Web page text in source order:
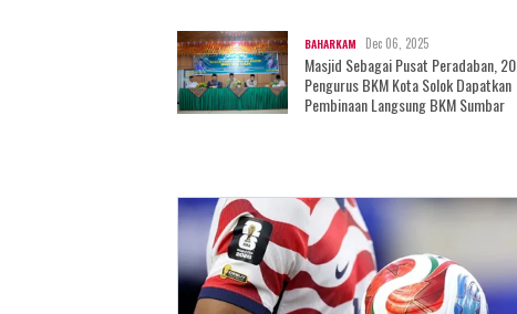
BAHARKAM Dec 06, 2025
Masjid Sebagai Pusat Peradaban, 20
Pengurus BKM Kota Solok Dapatkan
Pembinaan Langsung BKM Sumbar